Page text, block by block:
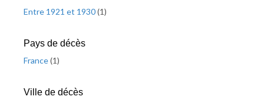
Entre 1921 et 1930(1)
Pays de décès
France(1)
Ville de décès